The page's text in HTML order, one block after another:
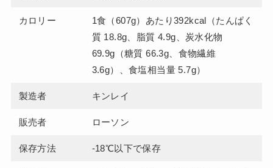
カロリー
1食（607g）あたり392kcal（たんぱく
質 18.8g、脂質 4.9g、炭水化物
69.9g（糖質 66.3g、食物繊維
3.6g）、食塩相当量 5.7g）
製造者 キンレイ
販売者 ローソン
保存方法 -18℃以下で保存